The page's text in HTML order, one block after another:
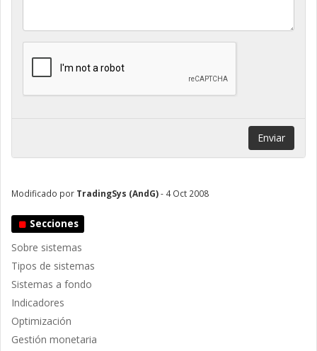
Enviar
Modificado por TradingSys (AndG)- 4 Oct 2008
Secciones
Sobre sistemas
Tipos de sistemas
Sistemas a fondo
Indicadores
Optimización
Gestión monetaria